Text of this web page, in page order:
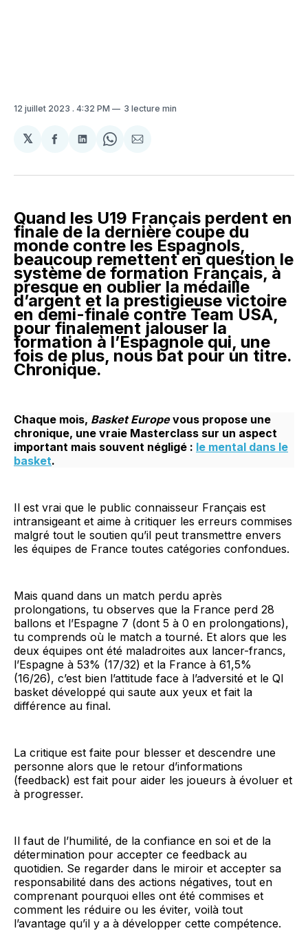
12 juillet 2023 . 4:32 PM 3 lecture min
𝕏
Partager
Facebook
Partager
LinkedIn
Share
WhatsApp
Partager
Courriel
Quand les U19 Français perdent en
finale de la dernière coupe du
monde contre les Espagnols,
beaucoup remettent en question le
système de formation Français, à
presque en oublier la médaille
d’argent et la prestigieuse victoire
en demi-finale contre Team USA,
pour finalement jalouser la
formation à l’Espagnole qui, une
fois de plus, nous bat pour un titre.
Chronique.
Chaque mois, Basket Europevous propose une
chronique, une vraie Masterclass sur un aspect
important mais souvent négligé : le mental dans le
basket.
Il est vrai que le public connaisseur Français est
intransigeant et aime à critiquer les erreurs commises
malgré tout le soutien qu’il peut transmettre envers
les équipes de France toutes catégories confondues.
Mais quand dans un match perdu après
prolongations, tu observes que la France perd 28
ballons et l’Espagne 7 (dont 5 à 0 en prolongations),
tu comprends où le match a tourné. Et alors que les
deux équipes ont été maladroites aux lancer-francs,
l’Espagne à 53% (17/32) et la France à 61,5%
(16/26), c’est bien l’attitude face à l’adversité et le QI
basket développé qui saute aux yeux et fait la
différence au final.
La critique est faite pour blesser et descendre une
personne alors que le retour d’informations
(feedback) est fait pour aider les joueurs à évoluer et
à progresser.
Il faut de l’humilité, de la confiance en soi et de la
détermination pour accepter ce feedback au
quotidien. Se regarder dans le miroir et accepter sa
responsabilité dans des actions négatives, tout en
comprenant pourquoi elles ont été commises et
comment les réduire ou les éviter, voilà tout
l’avantage qu’il y a à développer cette compétence.